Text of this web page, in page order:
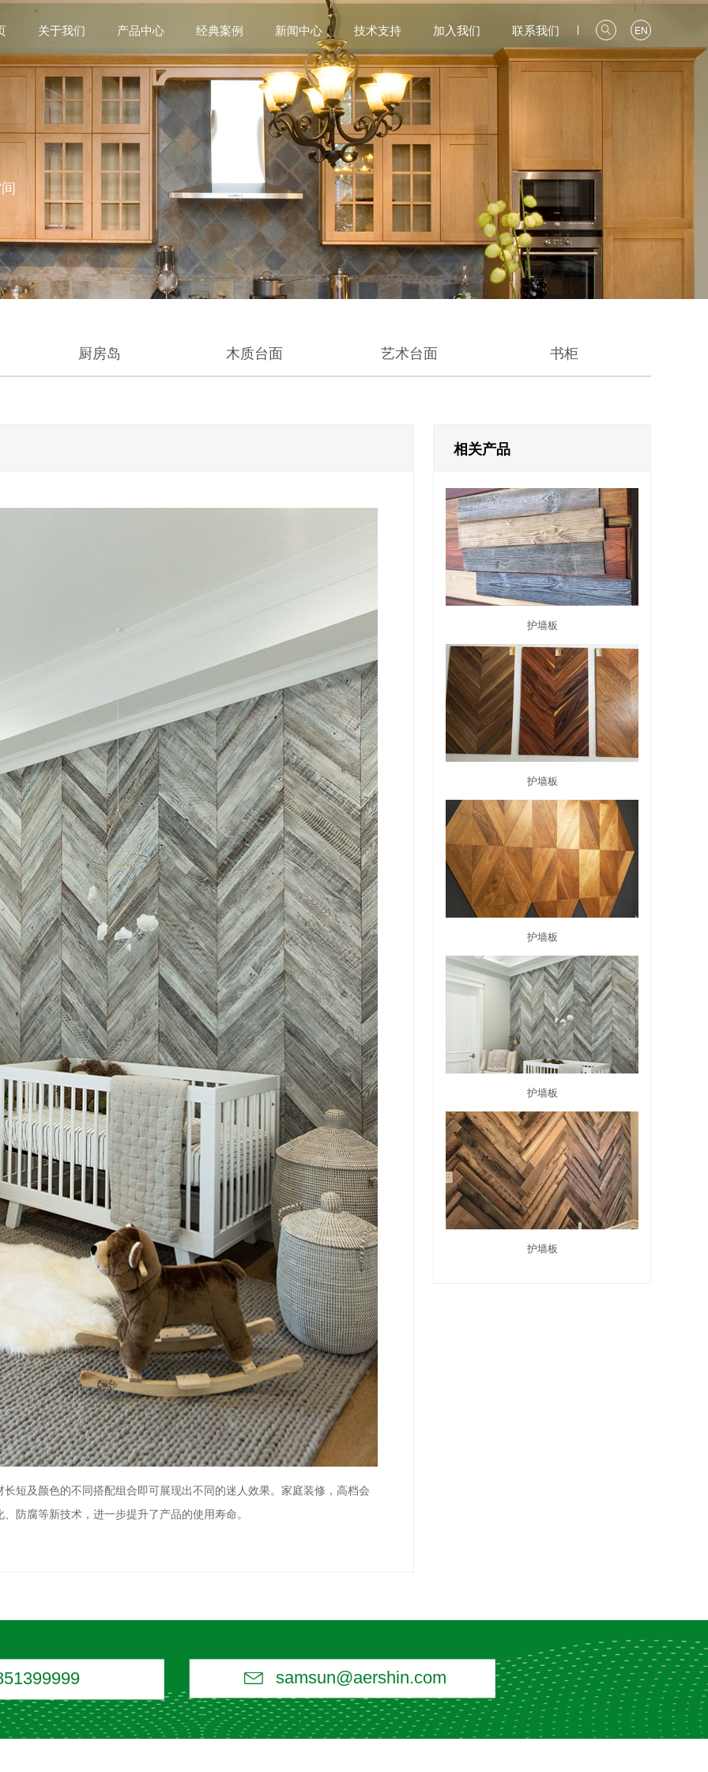
关于我们 产品中心 经典案例 新闻中心 技术支持 加入我们 联系我们  EN
厨房岛 木质台面 艺术台面 书柜
短及颜色的不同搭配组合即可展现出不同的迷人效果。家庭装修，高档会
防腐等新技术，进一步提升了产品的使用寿命。
相关产品
护墙板
护墙板
护墙板
护墙板
护墙板
 samsun@aershin.com